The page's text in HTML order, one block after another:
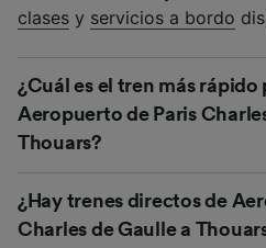
clases y servicios a bordo
¿Cuál es el tren más rápido
Aeropuerto de Paris
Thouars?
¿Hay trenes directos de
Charles de Gaulle a